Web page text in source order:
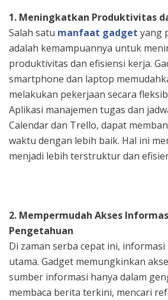
1. Meningkatkan Produktivitas
Salah satu manfaat gadget yang
adalah kemampuannya untuk
produktivitas dan efisiensi kerja.
smartphone dan laptop
melakukan pekerjaan secara
Aplikasi manajemen tugas dan
Calendar dan Trello, dapat
waktu dengan lebih baik. Hal ini
menjadi lebih terstruktur dan
2. Mempermudah Akses
Pengetahuan
Di zaman serba cepat ini, informasi
utama. Gadget memungkinkan
sumber informasi hanya dalam
membaca berita terkini, mencari